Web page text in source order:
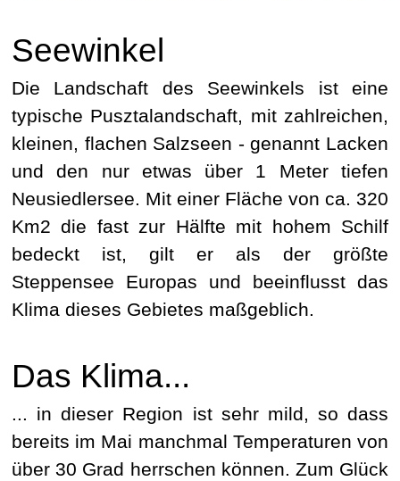
Seewinkel
Die Landschaft des Seewinkels ist eine
typische Pusztalandschaft, mit zahlreichen,
kleinen, flachen Salzseen - genannt Lacken
und den nur etwas über 1 Meter tiefen
Neusiedlersee. Mit einer Fläche von ca. 320
Km2 die fast zur Hälfte mit hohem Schilf
bedeckt ist, gilt er als der größte
Steppensee Europas und beeinflusst das
Klima dieses Gebietes maßgeblich.
Das Klima...
... in dieser Region ist sehr mild, so dass
bereits im Mai manchmal Temperaturen von
über 30 Grad herrschen können. Zum Glück